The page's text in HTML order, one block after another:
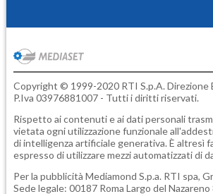
Copyright © 1999-2020 RTI S.p.A. Direzione
P.Iva 03976881007 - Tutti i diritti riservati.
Rispetto ai contenuti e ai dati personali
vietata ogni utilizzazione funzionale
di intelligenza artificiale generativa. È altresì
espresso di utilizzare mezzi automatizzati di
Per la pubblicità Mediamond S.p.a. RTI spa,
Sede legale: 00187 Roma Largo del Nazareno